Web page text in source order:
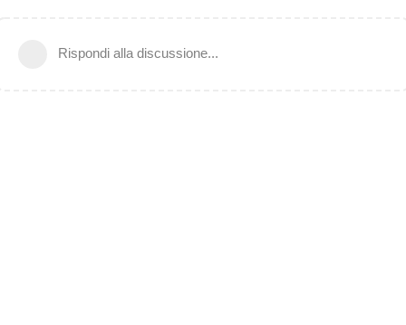
Rispondi alla discussione...